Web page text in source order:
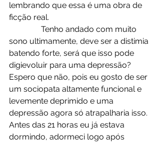
lembrando que essa é uma obra de
ficção real.
sono ultimamente, deve ser a distimia
batendo forte, será que isso pode
digievoluir para uma depressão?
Espero que não, pois eu gosto de ser
um sociopata altamente funcional e
levemente deprimido e uma
depressão agora só atrapalharia isso.
Antes das 21 horas eu já estava
dormindo, adormeci logo após